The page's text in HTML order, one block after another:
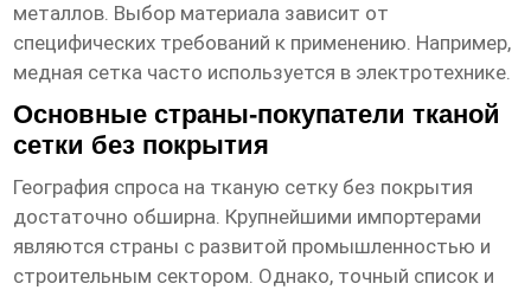
металлов. Выбор материала зависит от
специфических требований к применению. Например,
медная сетка часто используется в электротехнике.
Основные страны-покупатели тканой
сетки без покрытия
География спроса на тканую сетку без покрытия
достаточно обширна. Крупнейшими импортерами
являются страны с развитой промышленностью и
строительным сектором. Однако, точный список и